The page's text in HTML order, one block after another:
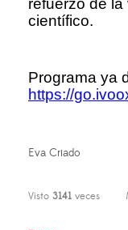
científico.
Programa ya
https://
Eva Criado
Visto 3141 veces